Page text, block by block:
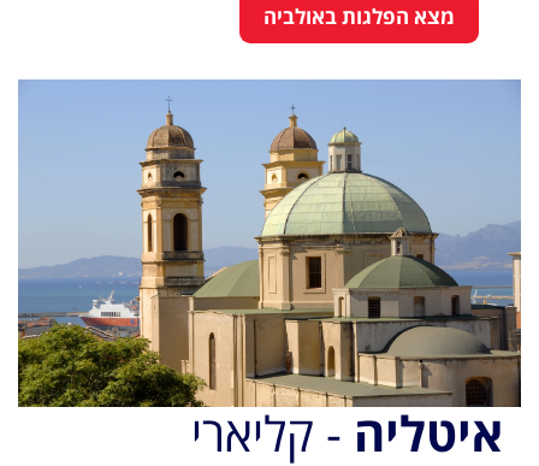
מצא הפלגות באולביה
איטליה - קליארי